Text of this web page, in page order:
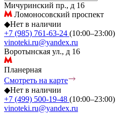
Мичуринский пр., д 16
Ломоносовский проспект
◆Нет в наличии
+7 (985) 761-63-24 (10:00–23:00)
vinoteki.ru@yandex.ru
Воротынская ул., д 16
Планерная
Смотреть на карте
◆Нет в наличии
+7 (499) 500-19-48 (10:00–23:00)
vinoteki.ru@yandex.ru